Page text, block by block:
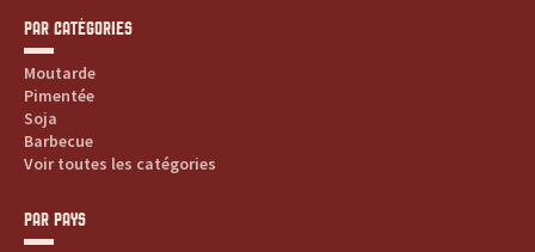
PAR CATÉGORIES
Moutarde
Pimentée
Soja
Barbecue
Voir toutes les catégories
PAR PAYS